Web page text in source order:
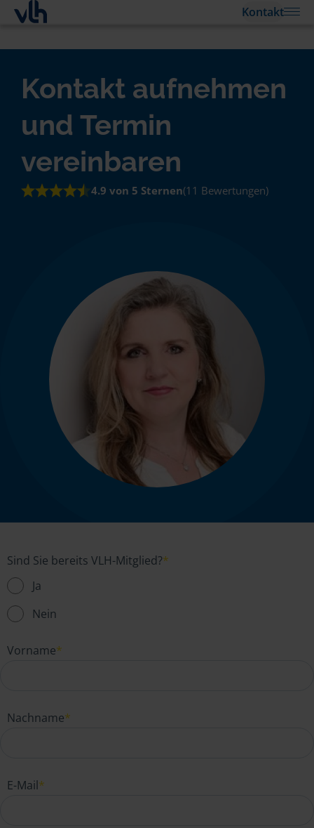
Kontakt
Kontakt aufnehmen
und Termin
vereinbaren
4.9 von 5 Sternen(11 Bewertungen)
Sind Sie bereits VLH-Mitglied?*
Ja
Nein
Vorname*
Nachname*
E-Mail*